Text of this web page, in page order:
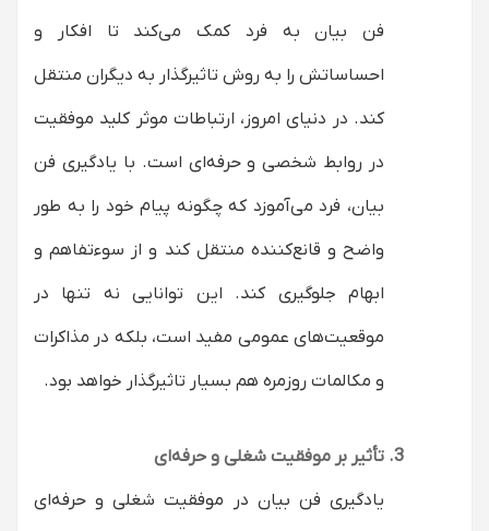
فن بیان به فرد کمک می‌کند تا افکار و
احساساتش را به روش تاثیرگذار به دیگران منتقل
کند. در دنیای امروز، ارتباطات موثر کلید موفقیت
در روابط شخصی و حرفه‌ای است. با یادگیری فن
بیان، فرد می‌آموزد که چگونه پیام خود را به طور
واضح و قانع‌کننده منتقل کند و از سوءتفاهم و
ابهام جلوگیری کند. این توانایی نه تنها در
موقعیت‌های عمومی مفید است، بلکه در مذاکرات
و مکالمات روزمره هم بسیار تاثیرگذار خواهد بود.
تأثیر بر موفقیت شغلی و حرفه‌ای
یادگیری فن بیان در موفقیت شغلی و حرفه‌ای